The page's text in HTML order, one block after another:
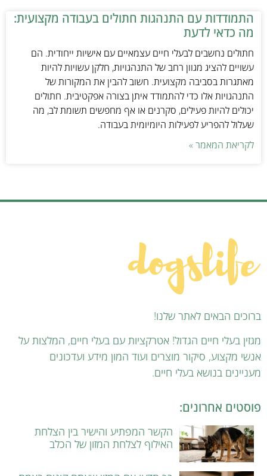
התמודדות עם התנהגות חתולים בעבודה מקצועית:
מה כדאי לדעת
חתולים נחשבים לבעלי חיים עצמאיים עם אישיות ייחודית. הם
עשויים להציג מגוון רחב של התנהגויות, חלקן עשויות להיות
מאתגרות בסביבה מקצועית. חשוב להבין את המקורות של
התנהגויות אלו כדי להתמודד איתן בצורה אפקטיבית. חתולים
יכולים להיות פעילים, סקרנים או אף מחפשים תשומת לב, מה
שעלול להפריע לפעילות היומיומית בעבודה.
לקריאת המאמר »
ברוכים הבאים לאתר שלנו!
מגזין בעלי חיים הגדול! אטרקציות עם בעלי חיים, המלצות על
אנשי מקצוע, סיקור מוצרים ועוד המון מידע ועדכונים
מעניינים בנושא בעלי חיים.
פוסטים אחרונים:
הקשר המפתיע והישיר בין הצלחת
האילוף לצלחת המזון של הכלב